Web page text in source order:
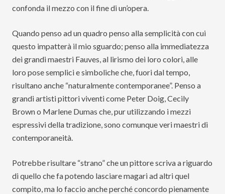
confonda il mezzo con il fine di un’opera.
Quando penso ad un quadro penso alla semplicità con cui
questo impatterà il mio sguardo; penso alla immediatezza
dei grandi maestri Fauves, al lirismo dei loro colori, alle
loro pose semplici e simboliche che, fuori dal tempo,
risultano anche “naturalmente contemporanee”. Penso a
grandi artisti pittori viventi come Peter Doig, Cecily
Brown o Marlene Dumas che, pur utilizzando i mezzi
espressivi della tradizione, sono comunque veri maestri di
contemporaneità.
Potrebbe risultare “strano” che un pittore scriva a riguardo
di quello che fa potendo lasciare magari ad altri quel
compito, ma lo faccio anche perché concordo pienamente